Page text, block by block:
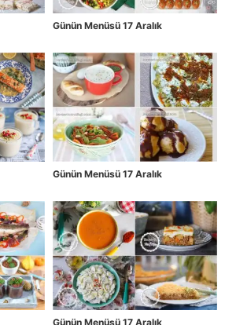
Günün Menüsü 17 Aralık
Günün Menüsü 17 Aralık
Günün Menüsü 17 Aralık